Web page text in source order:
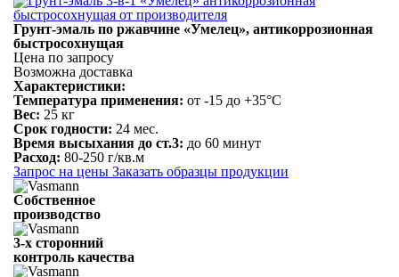
Грунт-эмаль по ржавчине «Умелец», антикоррозионная
быстросохнущая
Цена по запросу
Возможна доставка
Характеристики:
Температура применения: от -15 до +35°С
Вес: 25 кг
Срок годности: 24 мес.
Время высыхания до ст.3: до 60 минут
Расход: 80-250 г/кв.м
Запрос на цены Заказать образцы продукции
Собственное
производство
3-х сторонний
контроль качества